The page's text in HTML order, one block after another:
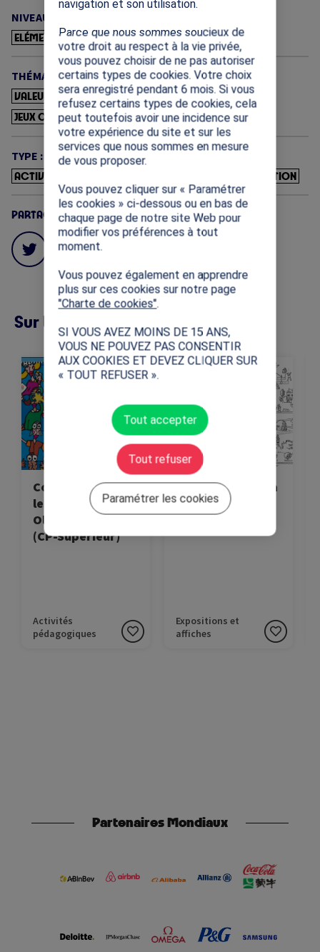
NIVEAU :
ELÉMENTAIRE COLLÈGE
THÉMATIQUE :
VALEURS OLYMPIQUES ET PARALYMPIQUES
JEUX OLYMPIQUES ET PARALYMPIQUES
TYPE :
ACTIVITÉS PÉDAGOGIQUES DOCUMENTS D'INFORMATION
PARTAGES
Sur la même thématique (12)
Image
Connaissez-vous
les Jeux
Olympiques ?
(CP-Supérieur)
Activités
pédagogiques
Cette ressource
fondamentales des Jeux
Olympiques.
Image
Parc olympique à
colorier (Tous
niveaux)
Expositions et
affiches
Donnez de la couleur au
parc olympique !
Partenaires Mondiaux
navigation et son utilisation.
Parce que nous sommes soucieux de
votre droit au respect à la vie privée,
vous pouvez choisir de ne pas autoriser
certains types de cookies. Votre choix
sera enregistré pendant 6 mois. Si vous
refusez certains types de cookies, cela
peut toutefois avoir une incidence sur
votre expérience du site et sur les
services que nous sommes en mesure
de vous proposer.
Vous pouvez cliquer sur « Paramétrer
les cookies » ci-dessous ou en bas de
chaque page de notre site Web pour
modifier vos préférences à tout
moment.
Vous pouvez également en apprendre
plus sur ces cookies sur notre page
"Charte de cookies".
SI VOUS AVEZ MOINS DE 15 ANS,
VOUS NE POUVEZ PAS CONSENTIR
AUX COOKIES ET DEVEZ CLIQUER SUR
« TOUT REFUSER ».
Tout accepter
Tout refuser
Paramétrer les cookies